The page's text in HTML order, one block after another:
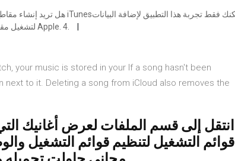
الوصفية إلى MP4 لتشغيل مقاطع الفيديو بشكل أفضل على أجهزة Apple. 4.
your music is stored in your If a song hasn't been
next to it. Deleting a song from iCloud also removes the
انتقل إلى قسم الملفات لعرض أغانيك
قوائم التشغيل لتنظيم قوائم التشغيل